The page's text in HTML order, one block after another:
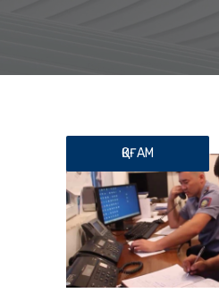
ҚОҒАМ